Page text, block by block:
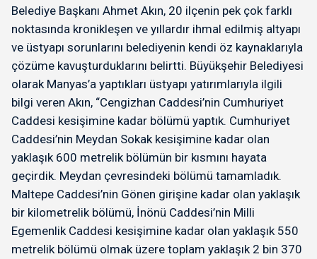
Belediye Başkanı Ahmet Akın, 20 ilçenin pek çok farklı
noktasında kronikleşen ve yıllardır ihmal edilmiş altyapı
ve üstyapı sorunlarını belediyenin kendi öz kaynaklarıyla
çözüme kavuşturduklarını belirtti. Büyükşehir Belediyesi
olarak Manyas’a yaptıkları üstyapı yatırımlarıyla ilgili
bilgi veren Akın, “Cengizhan Caddesi’nin Cumhuriyet
Caddesi kesişimine kadar bölümü yaptık. Cumhuriyet
Caddesi’nin Meydan Sokak kesişimine kadar olan
yaklaşık 600 metrelik bölümün bir kısmını hayata
geçirdik. Meydan çevresindeki bölümü tamamladık.
Maltepe Caddesi’nin Gönen girişine kadar olan yaklaşık
bir kilometrelik bölümü, İnönü Caddesi’nin Milli
Egemenlik Caddesi kesişimine kadar olan yaklaşık 550
metrelik bölümü olmak üzere toplam yaklaşık 2 bin 370